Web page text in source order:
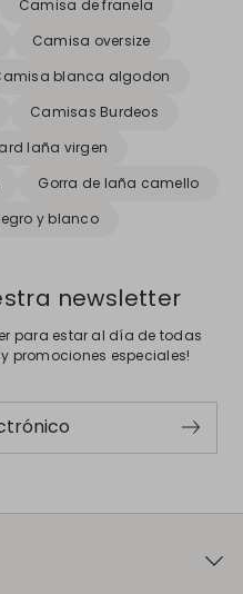
Camisa de franela
Camisa oversize
blanca algodon
Camisas Burdeos
laña virgen
Gorra de laña camello
y blanco
newsletter
para estar al día de todas
promociones especiales!